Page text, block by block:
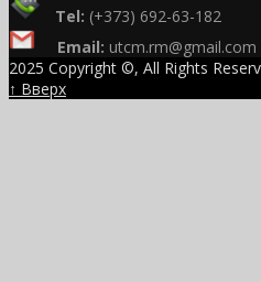
Tel: (+373) 692-63-182
Email: utcm.rm@gmail.com
2025 Copyright ©, All Rights
↑ Вверх